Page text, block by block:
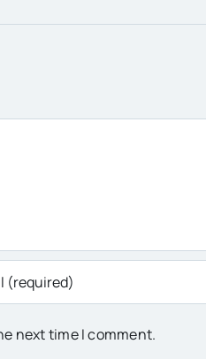
next time I comment.